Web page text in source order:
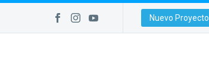
Nuevo Proyecto